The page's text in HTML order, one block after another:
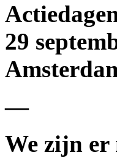
29
—
We zijn er